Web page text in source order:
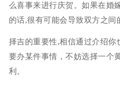
么喜事来进行庆贺。如果在婚
的话,很有可能会导致双方之间
择吉的重要性,相信通过介绍你
要办某件事情，不妨选择一个
利。